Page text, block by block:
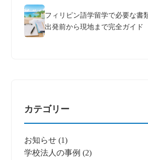
フィリピン語学留学で必要な書
出発前から現地まで完全ガイド
カテゴリー
お知らせ (1)
学校法人の事例 (2)